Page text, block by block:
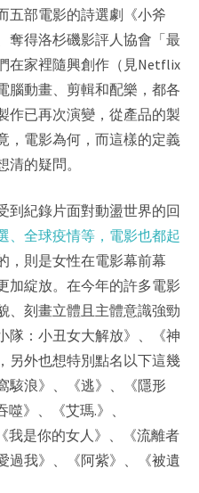
五部電影的詩選劇《小斧
奪得洛杉磯影評人協會「最
在家裡隨興創作（見Netflix
腦動畫、剪輯和配樂，都各
作已再次演變，從產品的製
，電影為何，而這樣的定義
的疑問。
到紀錄片面對動盪世界的回
、全球疫情等，電影也都起
，則是女性在電影幕前幕
加綻放。在今年的許多電影
、刻畫立體且主體意識強勁
隊：小丑女大解放》、《神
另外也想特別點名以下這幾
駭浪》、《逃》、《隱形
》、《艾瑪.》、
我是你的女人》、《流離者
過我》、《阿紫》、《被遺